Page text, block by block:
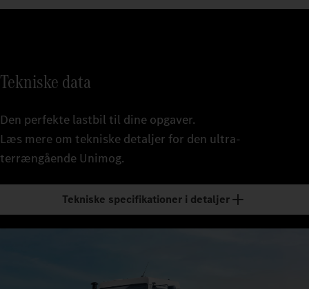
Tekniske data
Den perfekte lastbil til dine opgaver.
Læs mere om tekniske detaljer for den ultra-
terrængående Unimog.
Tekniske specifikationer i detaljer